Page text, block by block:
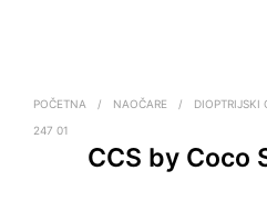
POČETNA / NAOČARE / DIOPTRIJSKI
247 01
CCS by Coco